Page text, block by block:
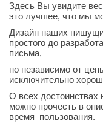
Здесь Вы увидите
это лучшее, что мы
Дизайн наших
простого до
письма,
но независимо от
исключительно
О всех
можно прочесть в
время пользования.